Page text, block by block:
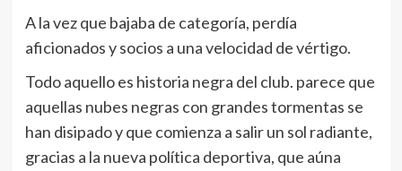
A la vez que bajaba de categoría, perdía
aficionados y socios a una velocidad de vértigo.
Todo aquello es historia negra del club. parece que
aquellas nubes negras con grandes tormentas se
han disipado y que comienza a salir un sol radiante,
gracias a la nueva política deportiva, que aúna